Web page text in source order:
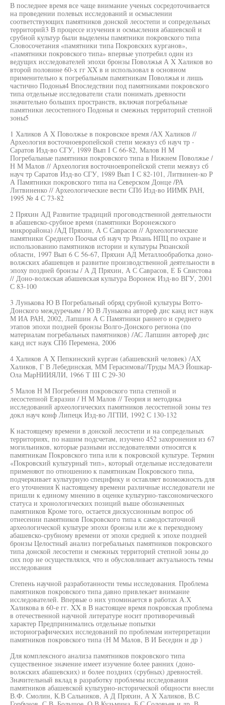
В последнее время все чаще внимание ученых сосредоточивается
на проведении полевых исследований и осмыслении
соответствующих памятников донской лесостепи и сопредельных
территорий3 В процессе изучения и осмысления абашевской и
срубной культур были выделены памятники покровского типа
Словосочетания «памятники типа Покровских курганов»,
«памятники покровского типа» впервые употребил один из
ведущих исследователей эпохи бронзы Поволжья А X Халиков во
второй половине 60-х гг XX в и использовал в основном
применительно к погребальным памятникам Поволжья и лишь
частично Подонья4 Впоследствии под памятниками покровского
типа отдельные исследователи стали понимать древности
значительно больших пространств, включая погребальные
памятники лесостепного Подонья и смежных территорий степной
зоны5
1 Халиков А X Поволжье в покровское время /АХ Халиков //
Археология восточноевропейской степи межвуз сб науч тр -
Саратов Изд-во СГУ, 1989 Вып I С 66-82, Малов Н М
Погребальные памятники покровского типа в Нижнем Поволжье /
Н М Малов // Археология восточноевропейской степи межвуз сб
науч тр Саратов Изд-во СГУ, 1989 Вып I С 82-101, Литвинен-ко Р
А Памятники покровского типа на Северском Донце /РА
Литвиненко // Археологические вести СПб Изд-во ИИМК РАН,
1995 № 4 С 73-82
2 Пряхин АД Развитие традиций проговодственной деятельности
в абашевско-срубное время (памятники Воронежского
микрорайона) /АД Пряхин, А С Саврасов // Археологические
памятники Среднего Поочья сб науч тр Рязань НПЦ по охране и
использованию памятников истории и культуры Рязанской
области, 1997 Вып 6 С 56-67, Пряхин АД Металлообработка доно-
волжских абашевцев и развитие производственной деятельности в
эпоху поздней бронзы / А Д Пряхин, А С Саврасов, Е Б Свистова
// Доно-волжская абашевская культура Воронеж Изд-во ВГУ, 2001
С 83-100
3 Лунькова Ю В Погребальный обряд срубной культуры Вотго-
Донского междуречьям / Ю В Лунькова автореф дис канд ист наук
М ИА РАН, 2002, Лапшин А С Памятники раннего и среднего
этапов эпохи поздней бронзы Волго-Донского региона (по
материалам погребальных памятников) /АС Лапшин автореф дис
канд ист наук СПб Перемена, 2006
4 Халиков А X Пепкинский курган (абашевский человек) /АХ
Халиков, Г В Лебединская, ММ Герасимова//Труды МАЭ Йошкар-
Ола МарНИИЯЛИ, 1966 Т III С 29-30
5 Малов Н М Погребения покровского типа степной и
лесостепной Евразии / Н М Малов // Теория и методика
исследований археологических памятников лесостепной зоны тез
докл науч конф Липецк Изд-во ЛГПИ, 1992 С 130-132
К настоящему времени в донской лесостепи и на сопредельных
территориях, по нашим подсчетам, изучено 452 захоронения из 67
могильников, которые разными исследователями относятся к
памятникам Покровского типа или к покровской культуре. Термин
«Покровский культурный тип», который отдельные исследователи
применяют по отношению к памятникам Покровского типа,
подчеркивает культурную специфику и оставляет возможность для
его уточнения К настоящему времени различные исследователи не
пришли к единому мнению в оценке культурно-таксономического
статуса и хронологических позиций выше обозначенных
памятников Кроме того, остается дискуссионным вопрос об
отнесении памятников Покровского типа к самодостаточной
археологической культуре эпохи бронзы или же к переходному
абашевско-срубному времени от эпохи средней к эпохе поздней
бронзы Целостный анализ погребальных памятников покровского
типа донской лесостепи и смежных территорий степной зоны до
сих пор не осуществлялся, что и обусловливает актуальность темы
исследования
Степень научной разработанности темы исследования. Проблема
памятников покровского типа давно привлекает внимание
исследователей. Впервые о них упоминается в работах А.Х
Халикова в 60-е гг. XX в В настоящее время покровская проблема
в отечественной научной литературе носит противоречивый
характер Предпринимались отдельные попытки
историографических исследований по проблемам интерпретации
памятников покровского типа (Н М Малов, В И Беседин и др )
Для комплексного анализа памятников покровского типа
существенное значение имеет изучение более ранних (доно-
волжских абашевских) и более поздних (срубных) древностей.
Значительный вклад в разработку проблемы исследования
памятников абашевской культурно-исторической общности внесли
В.Ф. Смолин, К.В Сальников, А Д Пряхин, А X Халиков, В.С